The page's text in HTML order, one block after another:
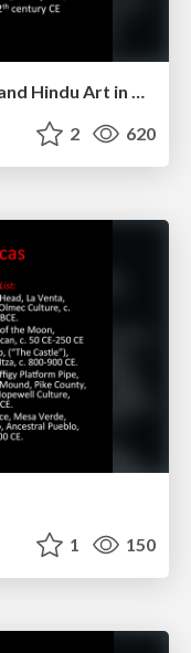
Mapping the Cosmos: Buddhist and Hindu Art in Southeast Asia
2 620
1 150